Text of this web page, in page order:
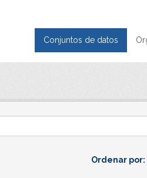
Conjuntos de datos
Ordenar por